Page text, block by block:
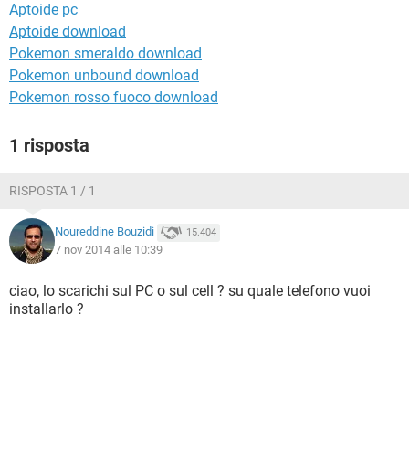
Aptoide pc
Aptoide download
Pokemon smeraldo download
Pokemon unbound download
Pokemon rosso fuoco download
1 risposta
RISPOSTA 1 / 1
Noureddine Bouzidi 15.404
7 nov 2014 alle 10:39
ciao, lo scarichi sul PC o sul cell ? su quale telefono vuoi
installarlo ?